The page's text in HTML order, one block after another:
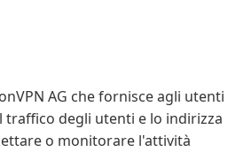
AG che fornisce agli utenti
degli utenti e lo indirizza
o monitorare l'attività